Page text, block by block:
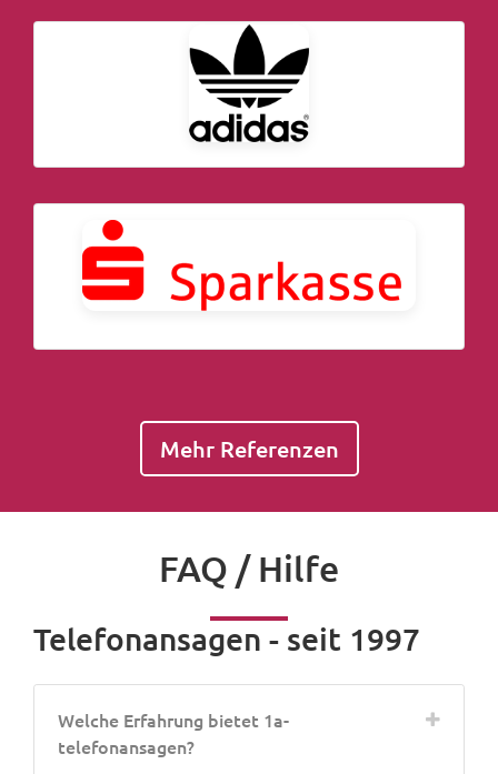
Mehr Referenzen
FAQ / Hilfe
Telefonansagen - seit 1997
Welche Erfahrung bietet 1a-
telefonansagen?